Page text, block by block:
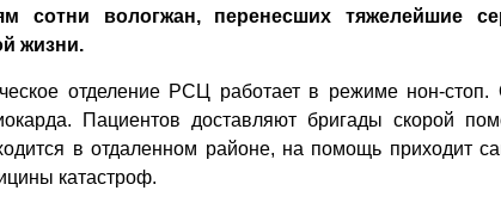
сотни вологжан, перенесших тяжелейшие
жизни.
отделение РСЦ работает в режиме нон-
Пациентов доставляют бригады скорой
в отдаленном районе, на помощь приходит
катастроф.